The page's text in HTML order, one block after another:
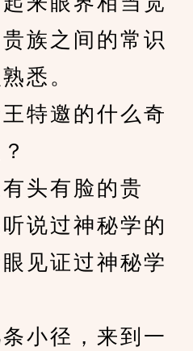
族之间的常识
悉。
邀的什么奇
头有脸的贵
说过神秘学的
见证过神秘学
径，来到一